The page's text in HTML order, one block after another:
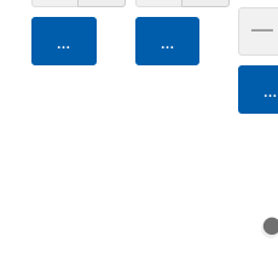
Agregar Agregar